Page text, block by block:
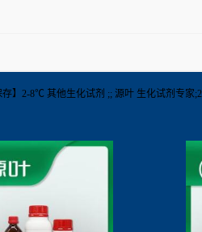
】2-8℃ 其他生化试剂 ;; 源叶 生化试剂专家